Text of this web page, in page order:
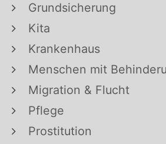
Grundsicherung
Kita
Krankenhaus
Menschen mit
Migration & Flucht
Pflege
Prostitution